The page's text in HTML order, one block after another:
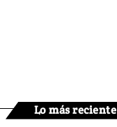
Lo más reciente